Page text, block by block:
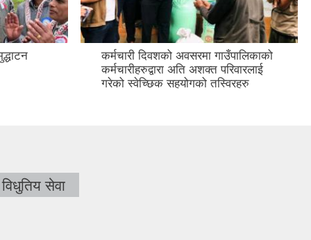
कर्मचारी दिवशको अवसरमा गाउँपालिकाको
कर्मचारीहरुद्वारा अति अशक्त परिवारलाई
गरेको स्वेच्छिक सहयोगको तस्विरहरु
विधुतिय सेवा